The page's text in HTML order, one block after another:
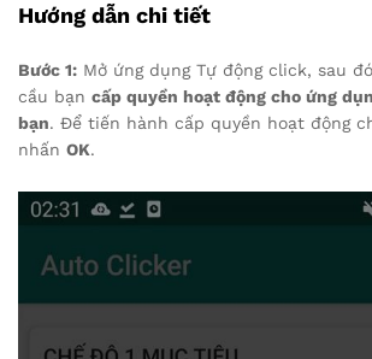
Hướng dẫn chi tiết
Bước 1: Mở ứng dụng Tự động click, sau
cầu bạn cấp quyền hoạt động cho ứng
bạn. Để tiến hành cấp quyền hoạt động
nhấn OK.